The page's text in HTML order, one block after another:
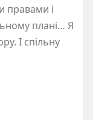
правами і
плані… Я
І спільну